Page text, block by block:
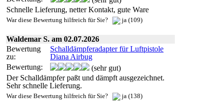
Schnelle Lieferung, netter Kontakt, gute Ware
War diese Bewertung hilfreich für Sie? ja (109)
Waldemar S. am 02.07.2026
Bewertung
zu:
Schalldämpferadapter für Luftpistole
Diana Airbug
Bewertung:
(sehr gut)
Der Schalldämpfer paßt und dämpft ausgezeichnet.
Sehr schnelle Lieferung.
War diese Bewertung hilfreich für Sie? ja (138)